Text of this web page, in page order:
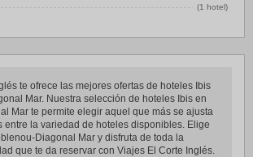
(1 hotel)
te ofrece las mejores ofertas de hoteles Ibis
Mar. Nuestra selección de hoteles Ibis en
Mar te permite elegir aquel que más se ajusta
entre la variedad de hoteles disponibles. Elige
Diagonal Mar y disfruta de toda la
que te da reservar con Viajes El Corte Inglés.